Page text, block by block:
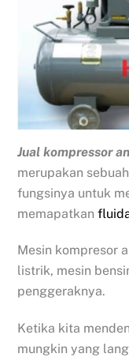
Jual kompressor
merupakan
fungsinya untuk
memapatkan
Mesin kompresor
listrik, mesin
penggeraknya.
Ketika kita
mungkin yang